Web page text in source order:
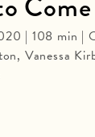
| 108 min |
Vanessa